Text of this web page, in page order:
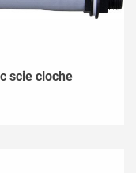
scie cloche